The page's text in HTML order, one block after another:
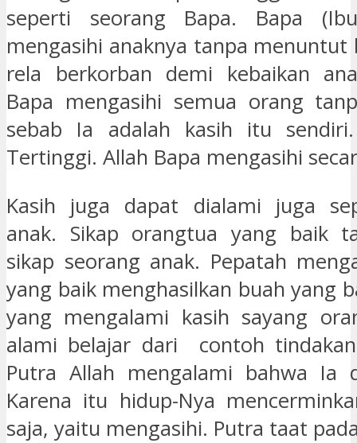
seperti seorang Bapa. Bapa
mengasihi anaknya tanpa menuntut
rela berkorban demi kebaikan
Bapa mengasihi semua orang
sebab Ia adalah kasih itu
Tertinggi. Allah Bapa mengasihi
Kasih juga dapat dialami juga
anak. Sikap orangtua yang baik
sikap seorang anak. Pepatah
yang baik menghasilkan buah yang
yang mengalami kasih sayang
alami belajar dari contoh tindakan
Putra Allah mengalami bahwa Ia
Karena itu hidup-Nya
saja, yaitu mengasihi. Putra taat